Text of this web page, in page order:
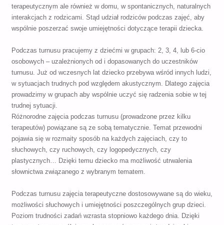
terapeutycznym ale również w domu, w spontanicznych, naturalnych
interakcjach z rodzicami. Stąd udział rodziców podczas zajęć, aby
wspólnie poszerzać swoje umiejętności dotyczące terapii dziecka.
Podczas turnusu pracujemy z dziećmi w grupach: 2, 3, 4, lub 6-cio
osobowych – uzależnionych od i dopasowanych do uczestników
turnusu. Już od wczesnych lat dziecko przebywa wśród innych ludzi,
w sytuacjach trudnych pod względem akustycznym. Dlatego zajęcia
prowadzimy w grupach aby wspólnie uczyć się radzenia sobie w tej
trudnej sytuacji.
Różnorodne zajęcia podczas turnusu (prowadzone przez kilku
terapeutów) powiązane są ze sobą tematycznie. Temat przewodni
pojawia się w rozmaity sposób na każdych zajęciach, czy to
słuchowych, czy ruchowych, czy logopedycznych, czy
plastycznych… Dzięki temu dziecko ma możliwość utrwalenia
słownictwa związanego z wybranym tematem.
Podczas turnusu zajęcia terapeutyczne dostosowywane są do wieku,
możliwości słuchowych i umiejętności poszczególnych grup dzieci.
Poziom trudności zadań wzrasta stopniowo każdego dnia. Dzięki